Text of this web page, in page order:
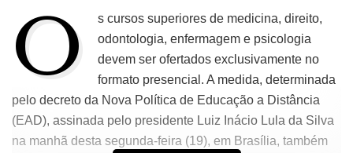
O
s cursos superiores de medicina, direito,
odontologia, enfermagem e psicologia
devem ser ofertados exclusivamente no
formato presencial. A medida, determinada
pelo decreto da Nova Política de Educação a Distância
(EAD), assinada pelo presidente Luiz Inácio Lula da Silva
na manhã desta segunda-feira (19), em Brasília, também